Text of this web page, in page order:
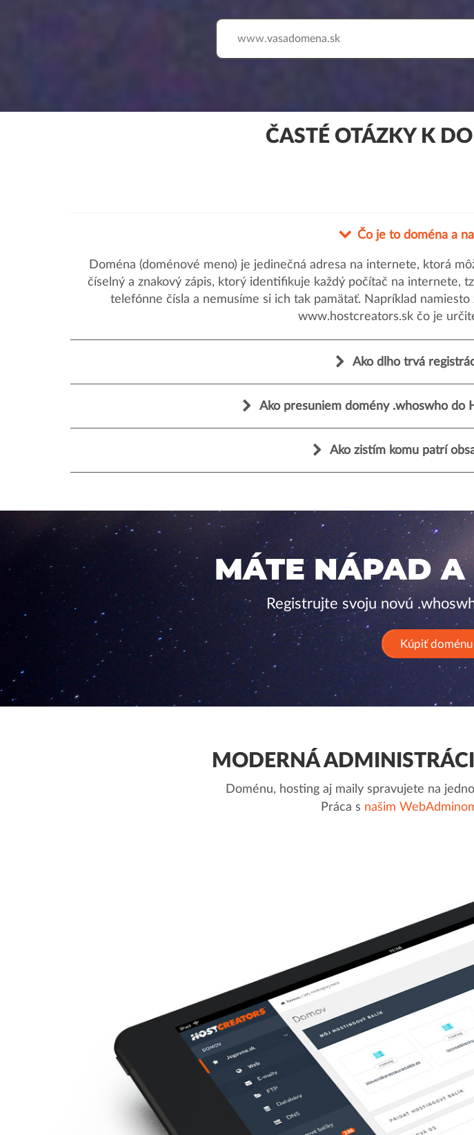
www.
ČASTÉ OTÁZKY K
Čo je to doména a
Doména (doménové meno) je jedinečná adresa na internete, ktorá
číselný a znakový zápis, ktorý identifikuje každý počítač na internete,
telefónne čísla a nemusíme si ich tak pamätať. Napríklad
www.hostcreators.sk čo je
Ako dlho trvá
Ako presuniem domény .whoswho do
Ako zistím komu patrí
MÁTE NÁPAD
Registrujte svoju novú
Kúpiť
MODERNÁ
Doménu, hosting aj maily spravujete na
Práca s našim